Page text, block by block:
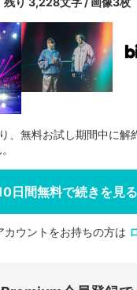
会員登録する
、無料お試し期間中に解
日間無料で続きを見る
カウントをお持ちの方は